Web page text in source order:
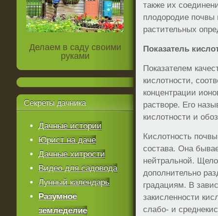
также их
плодородие почвы
растительных
Показатель
Показателем
кислотности,
концентрации
растворе. Его
кислотности и
Кислотность
состава. Она
нейтральной.
дополнительно
градациям. В
закисленности
слабо- и
Делаем в саду своими
руками
Секреты дачника
Дачные истории
Юрист на даче
Дачные хитрости
Видео для садовода
Лунный календарь
Разумное
земледелие